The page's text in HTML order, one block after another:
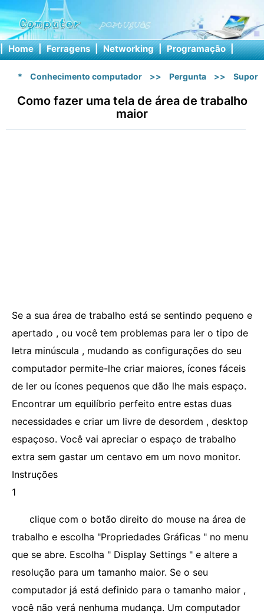
| Home | Ferragens | Networking | Programação |
* Conhecimento computador >> Pergunta >>
Como fazer uma tela de área de trabalho
maior
Se a sua área de trabalho está se sentindo pequeno e
apertado , ou você tem problemas para ler o tipo de
letra minúscula , mudando as configurações do seu
computador permite-lhe criar maiores, ícones fáceis
de ler ou ícones pequenos que dão lhe mais espaço.
Encontrar um equilíbrio perfeito entre estas duas
necessidades e criar um livre de desordem , desktop
espaçoso. Você vai apreciar o espaço de trabalho
extra sem gastar um centavo em um novo monitor.
Instruções
1
clique com o botão direito do mouse na área de
trabalho e escolha "Propriedades Gráficas " no menu
que se abre. Escolha " Display Settings " e altere a
resolução para um tamanho maior. Se o seu
computador já está definido para o tamanho maior ,
você não verá nenhuma mudança. Um computador